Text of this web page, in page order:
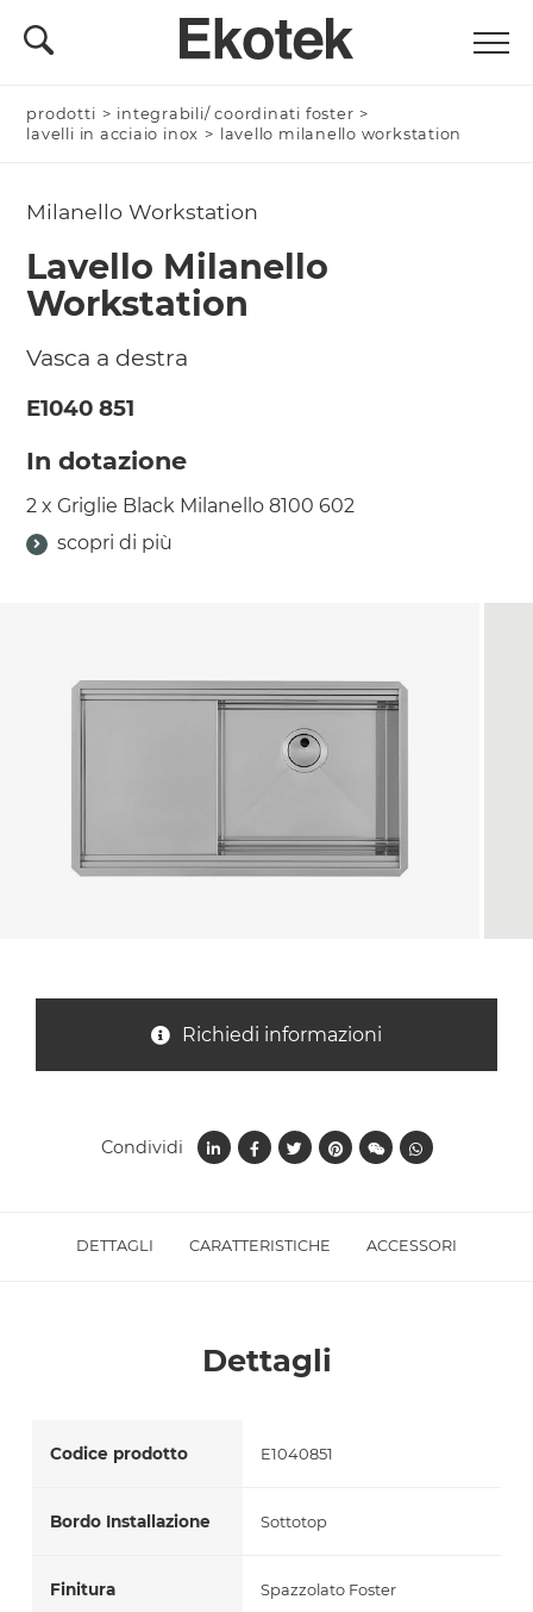
prodotti > integrabili/ coordinati foster >
lavelli in acciaio inox > lavello milanello workstation
DETTAGLI CARATTERISTICHE ACCESSORI
Dettagli
Codice prodotto E1040851
Bordo Installazione Sottotop
Finitura Spazzolato Foster
Milanello Workstation
Lavello Milanello
Workstation
Vasca a destra
E1040 851
In dotazione
2 x Griglie Black Milanello 8100 602
scopri di più
Richiedi informazioni
Condividi
Nominativo *
Nome Azienda
Email *
Oggetto *
l'informativa sulla privacye accetto il